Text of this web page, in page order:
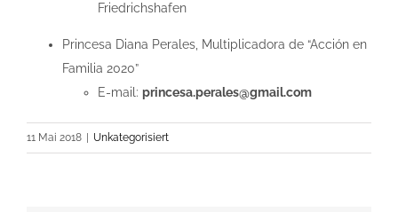
Friedrichshafen
Princesa Diana Perales, Multiplicadora de “Acción en
Familia 2020”
E-mail: princesa.perales@gmail.com
11 Mai 2018 Unkategorisiert